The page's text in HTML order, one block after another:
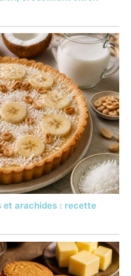
et arachides : recette